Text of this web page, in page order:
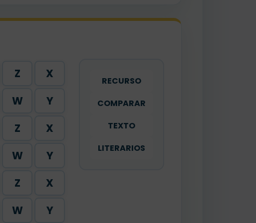
Z
X
W
Y
Z
X
W
Y
Z
X
W Y
RECURSO
COMPARAR
TEXTO
LITERARIOS